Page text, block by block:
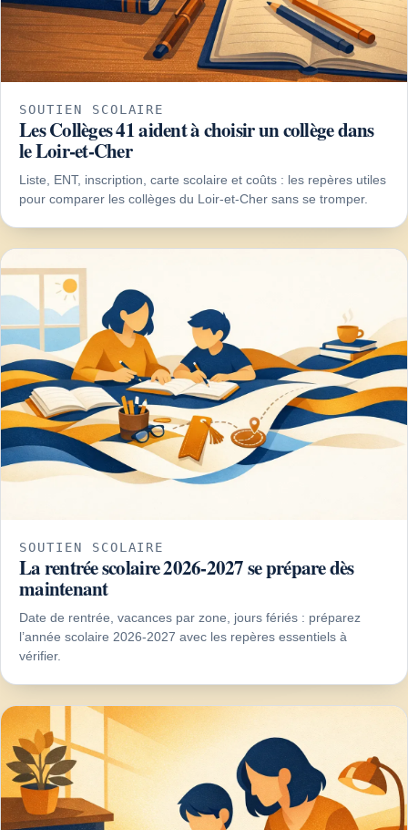
SOUTIEN SCOLAIRE
Les Collèges 41 aident à choisir un collège dans
le Loir-et-Cher
Liste, ENT, inscription, carte scolaire et coûts : les repères utiles
pour comparer les collèges du Loir-et-Cher sans se tromper.
SOUTIEN SCOLAIRE
La rentrée scolaire 2026-2027 se prépare dès
maintenant
Date de rentrée, vacances par zone, jours fériés : préparez
l’année scolaire 2026-2027 avec les repères essentiels à
vérifier.